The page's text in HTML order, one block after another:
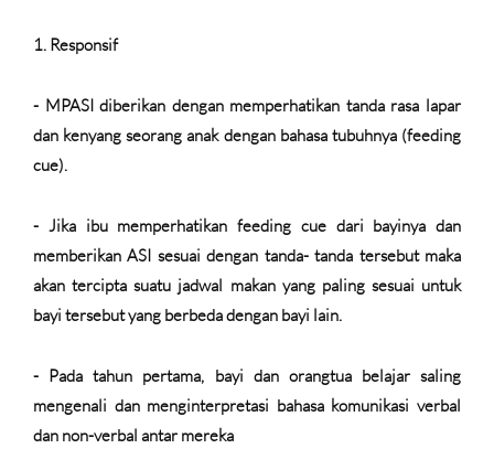
1. Responsif
- MPASI diberikan dengan memperhatikan tanda rasa lapar
dan kenyang seorang anak dengan bahasa tubuhnya (feeding
cue).
- Jika ibu memperhatikan feeding cue dari bayinya dan
memberikan ASI sesuai dengan tanda- tanda tersebut maka
akan tercipta suatu jadwal makan yang paling sesuai untuk
bayi tersebut yang berbeda dengan bayi lain.
- Pada tahun pertama, bayi dan orangtua belajar saling
mengenali dan menginterpretasi bahasa komunikasi verbal
dan non-verbal antar mereka